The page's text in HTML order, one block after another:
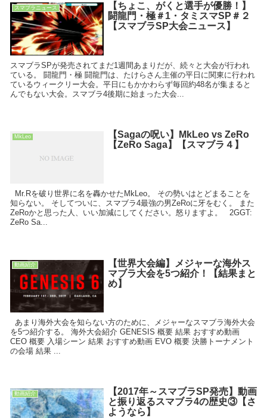
スマブラニュース
【ちょこ、がくと選手が優勝！】
闘龍門・極＃1・タミスマSP＃２
【スマブラSP大会ニュース】
スマブラSPが発売されてまだ1週間あまりだが、続々と大会が行われ
ている。 闘龍門・極 闘龍門は、たけらさん主催の平日に関東に行われ
ているウィークリー大会。平日にもかかわらず毎回約48名が集まると
んでもない大会。スマブラ4後期に始まった大会...
MkLeo
【Sagaの呪い】MkLeo vs ZeRo
【ZeRo Saga】【スマブラ４】
Mr.Rを破り世界に名を轟かせたMkLeo。 その勢いはとどまることを
知らない。 そしてついに、スマブラ4最強の男ZeRoに牙をむく。 また
ZeRoかと思った人、いい加減にしてください。怒りますよ。 2GGT:
ZeRo Sa...
動画紹介
【世界大会編】メジャーな海外ス
マブラ大会を5つ紹介！【結果まと
め】
あまり海外大会を知らない方のために、メジャーなスマブラ海外大会
を5つ紹介する。 海外大会紹介 GENESIS 概要 結果 おすすめ動画
CEO 概要 入場シーン 結果 おすすめ動画 EVO 概要 決勝トーナメント
の会場 結果 ...
動画紹介
【2017年～スマブラSP発売】動画
と振り返るスマブラ4の歴史③【さ
ようなら】